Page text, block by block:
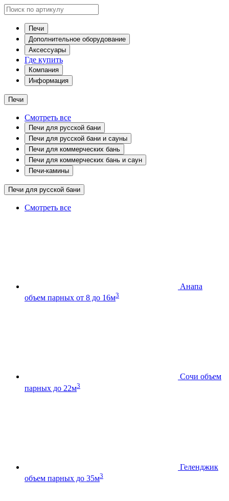
Печи
Дополнительное оборудование
Аксессуары
Где купить
Компания
Информация
Печи
Смотреть все
Печи для русской бани
Печи для русской бани и сауны
Печи для коммерческих бань
Печи для коммерческих бань и саун
Печи-камины
Печи для русской бани
Смотреть все
Анапа
объем парных от 8 до 16м3
Сочи объем
парных до 22м3
Геленджик
объем парных до 35м3